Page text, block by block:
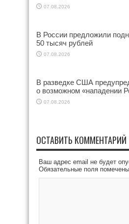
07.08.2026
В России предложили
50 тысяч рублей
07.08.2026
В разведке США
о возможном «нападении
07.08.2026
ОСТАВИТЬ КОММЕНТАРИЙ
Ваш адрес email не будет
Обязательные поля помечены